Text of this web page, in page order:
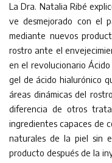
La Dra. Natalia Ribé
ve desmejorado con el
mediante nuevos
rostro ante el
en el revolucionario
gel de ácido hialurónico
áreas dinámicas del
diferencia de otros
ingredientes capaces de
naturales de la piel sin
producto después de la